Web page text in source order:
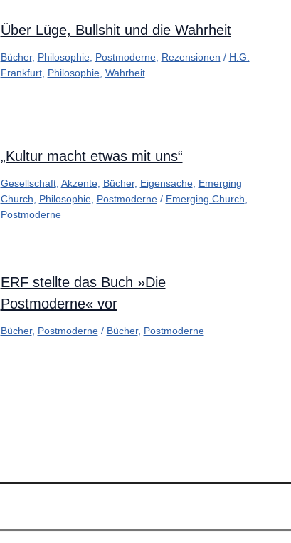
Über Lüge, Bullshit und die Wahrheit
Bücher, Philosophie, Postmoderne, Rezensionen / H.G.
Frankfurt, Philosophie, Wahrheit
„Kultur macht etwas mit uns“
Gesellschaft, Akzente, Bücher, Eigensache, Emerging
Church
Philosophie, Postmoderne/ Emerging Church
Postmoderne
ERF stellte das Buch »Die
Postmoderne« vor
Bücher, Postmoderne/ Bücher, Postmoderne